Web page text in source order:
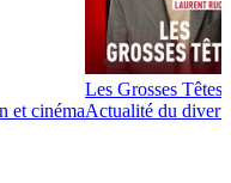
et cinéma
Les Grosses Têtes
Actualité du